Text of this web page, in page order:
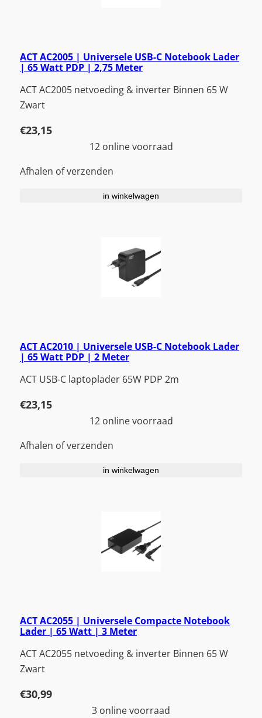
ACT AC2005 | Universele USB-C Notebook Lader
| 65 Watt PDP | 2,75 Meter
ACT AC2005 netvoeding & inverter Binnen 65 W
Zwart
€23,15
12 online voorraad
Afhalen of verzenden
in winkelwagen
ACT AC2010 | Universele USB-C Notebook Lader
| 65 Watt PDP | 2 Meter
ACT USB-C laptoplader 65W PDP 2m
€23,15
12 online voorraad
Afhalen of verzenden
in winkelwagen
ACT AC2055 | Universele Compacte Notebook
Lader | 65 Watt | 3 Meter
ACT AC2055 netvoeding & inverter Binnen 65 W
Zwart
€30,99
3 online voorraad